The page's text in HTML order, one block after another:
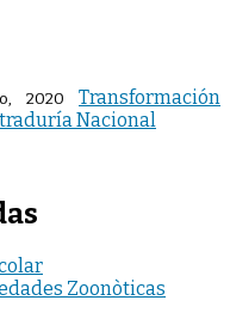
2020
Transformación
Nacional
Zoonòticas